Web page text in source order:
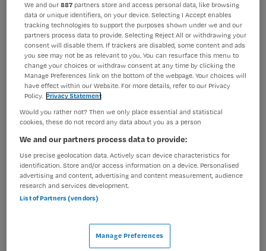
BRANCHE
GGZ
AANSTELLING
Tijdelijk met uitzicht op vast
PLAATSINGSDATUM
2 mei 2026
NIVEAU
HBO
ERVARING
Ervaren
DIENSTVERBAND
Vacature niet beschikbaar
Deze vacature Sociotherapeut bij Parnassia Groep is niet
meer actueel. Hieronder staan enkele vergelijkbare
vacatures die voor u wellicht interessant zijn.
We and our887 partners store and access personal data, like browsing
data or unique identifiers, on your device. Selecting I Accept enables
tracking technologies to support the purposes shown under we and our
partners process data to provide. Selecting Reject All or withdrawing your
consent will disable them. If trackers are disabled, some content and ads
you see may not be as relevant to you. You can resurface this menu to
change your choices or withdraw consent at any time by clicking the
Manage Preferences link on the bottom of the webpage. Your choices will
have effect within our Website. For more details, refer to our Privacy
Policy. Privacy Statement
Would you rather not? Then we only place essential and statistical
cookies, these do not record any data about you as a person
We and our partners process data to provide:
Use precise geolocation data. Actively scan device characteristics for
identification. Store and/or access information on a device. Personalised
advertising and content, advertising and content measurement, audience
research and services development.
List of Partners (vendors)
Manage Preferences